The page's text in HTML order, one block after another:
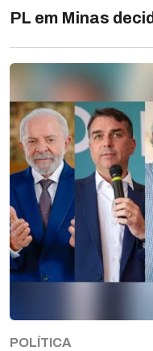
PL em Minas
POLÍTICA